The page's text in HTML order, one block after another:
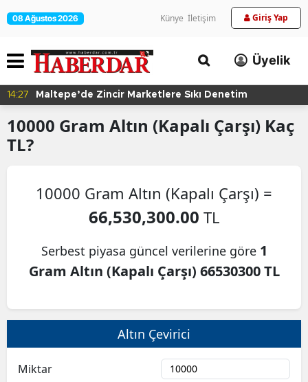
08 Ağustos 2026 Künye İletişim Giriş Yap
Üyelik
14:27 Maltepe’de Zincir Marketlere Sıkı Denetim
10000 Gram Altın (Kapalı Çarşı) Kaç
TL?
10000 Gram Altın (Kapalı Çarşı) =
66,530,300.00 TL
Serbest piyasa güncel verilerine göre 1
Gram Altın (Kapalı Çarşı) 66530300 TL
Altın Çevirici
Miktar